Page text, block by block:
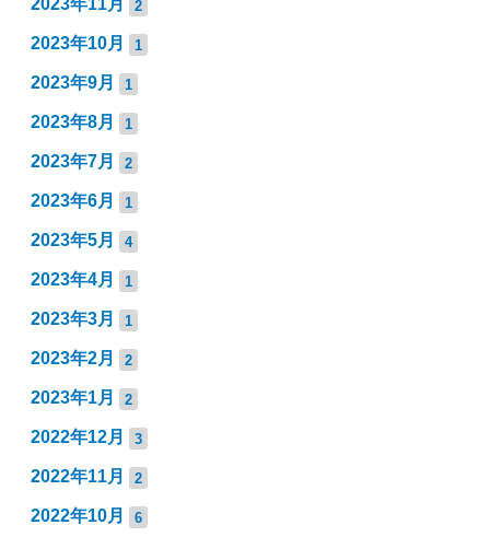
2023年11月 2
2023年10月 1
2023年9月 1
2023年8月 1
2023年7月 2
2023年6月 1
2023年5月 4
2023年4月 1
2023年3月 1
2023年2月 2
2023年1月 2
2022年12月 3
2022年11月 2
2022年10月 6